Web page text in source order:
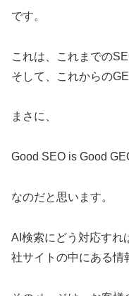
です。
これは、これまでの
そして、これからの
まさに、
Good SEO is Good
なのだと思います。
AI検索にどう対応すれ
社サイトの中にある情